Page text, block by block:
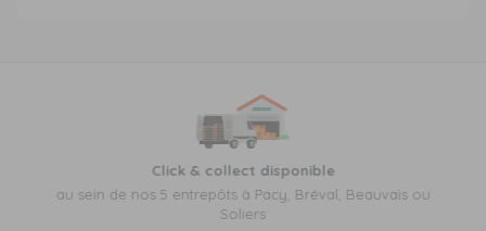
Click & collect disponible
au sein de nos 5 entrepôts à Pacy, Bréval, Beauvais ou
Soliers